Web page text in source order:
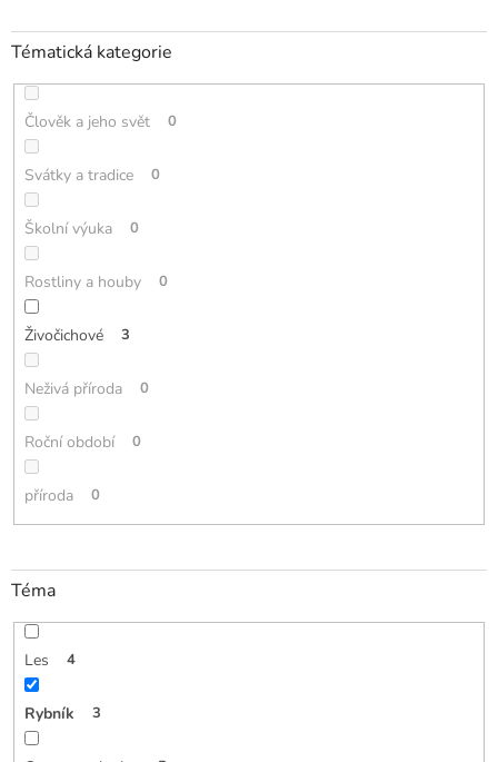
Tématická kategorie
Člověk a jeho svět 0
Svátky a tradice 0
Školní výuka 0
Rostliny a houby 0
Živočichové 3
Neživá příroda 0
Roční období 0
příroda 0
Téma
Les 4
Rybník 3